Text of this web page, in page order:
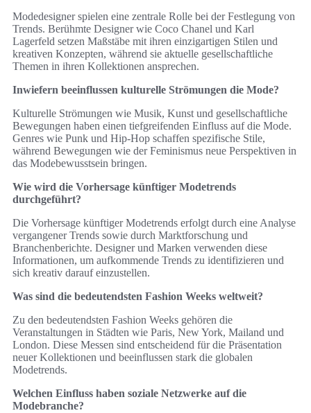
Modedesigner spielen eine zentrale Rolle bei der Festlegung von
Trends. Berühmte Designer wie Coco Chanel und Karl
Lagerfeld setzen Maßstäbe mit ihren einzigartigen Stilen und
kreativen Konzepten, während sie aktuelle gesellschaftliche
Themen in ihren Kollektionen ansprechen.
Inwiefern beeinflussen kulturelle Strömungen die Mode?
Kulturelle Strömungen wie Musik, Kunst und gesellschaftliche
Bewegungen haben einen tiefgreifenden Einfluss auf die Mode.
Genres wie Punk und Hip-Hop schaffen spezifische Stile,
während Bewegungen wie der Feminismus neue Perspektiven in
das Modebewusstsein bringen.
Wie wird die Vorhersage künftiger Modetrends
durchgeführt?
Die Vorhersage künftiger Modetrends erfolgt durch eine Analyse
vergangener Trends sowie durch Marktforschung und
Branchenberichte. Designer und Marken verwenden diese
Informationen, um aufkommende Trends zu identifizieren und
sich kreativ darauf einzustellen.
Was sind die bedeutendsten Fashion Weeks weltweit?
Zu den bedeutendsten Fashion Weeks gehören die
Veranstaltungen in Städten wie Paris, New York, Mailand und
London. Diese Messen sind entscheidend für die Präsentation
neuer Kollektionen und beeinflussen stark die globalen
Modetrends.
Welchen Einfluss haben soziale Netzwerke auf die
Modebranche?